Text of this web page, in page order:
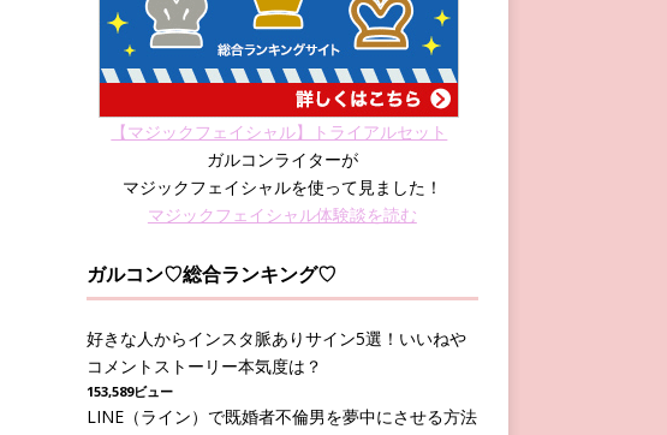
【マジックフェイシャル】トライアルセット
ガルコンライターが
マジックフェイシャルを使って見ました！
マジックフェイシャル体験談を読む
ガルコン♡総合ランキング♡
好きな人からインスタ脈ありサイン5選！いいねや
コメントストーリー本気度は？
153,589ビュー
LINE（ライン）で既婚者不倫男を夢中にさせる方法